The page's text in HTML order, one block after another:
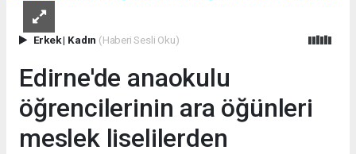
Erkek| Kadın (Haberi Sesli Oku)
Edirne'de anaokulu
öğrencilerinin ara öğünleri
meslek liselilerden